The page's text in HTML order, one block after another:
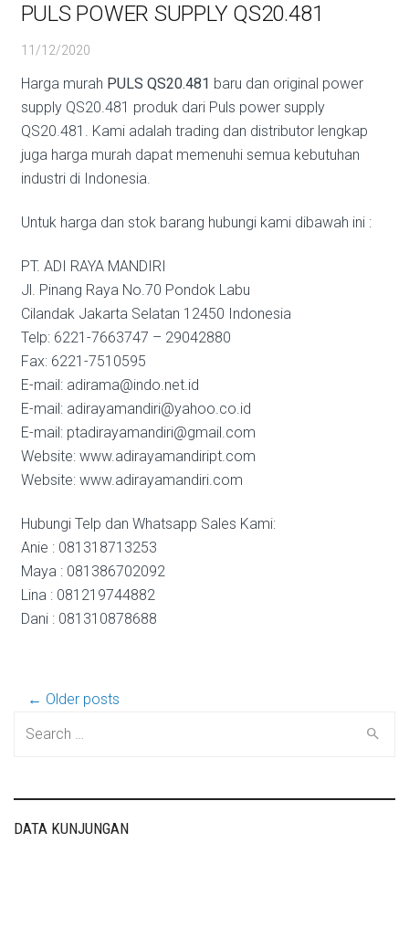
PULS POWER SUPPLY QS20.481
11/12/2020
Harga murah PULS QS20.481 baru dan original power
supply QS20.481 produk dari Puls power supply
QS20.481. Kami adalah trading dan distributor lengkap
juga harga murah dapat memenuhi semua kebutuhan
industri di Indonesia.
Untuk harga dan stok barang hubungi kami dibawah ini :
PT. ADI RAYA MANDIRI
Jl. Pinang Raya No.70 Pondok Labu
Cilandak Jakarta Selatan 12450 Indonesia
Telp: 6221-7663747 – 29042880
Fax: 6221-7510595
E-mail: adirama@indo.net.id
E-mail: adirayamandiri@yahoo.co.id
E-mail: ptadirayamandiri@gmail.com
Website: www.adirayamandiript.com
Website: www.adirayamandiri.com
Hubungi Telp dan Whatsapp Sales Kami:
Anie : 081318713253
Maya : 081386702092
Lina : 081219744882
Dani : 081310878688
Post
navigation
← Older posts
DATA KUNJUNGAN